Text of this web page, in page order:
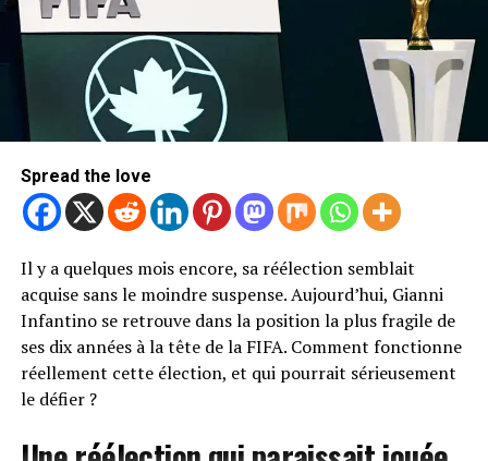
Spread the love
Il y a quelques mois encore, sa réélection semblait
acquise sans le moindre suspense. Aujourd’hui, Gianni
Infantino se retrouve dans la position la plus fragile de
ses dix années à la tête de la FIFA. Comment fonctionne
réellement cette élection, et qui pourrait sérieusement
le défier ?